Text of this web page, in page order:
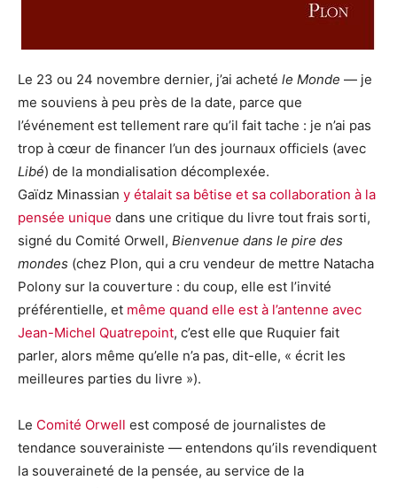
Le 23 ou 24 novembre dernier, j’ai acheté le Monde — je
me souviens à peu près de la date, parce que
l’événement est tellement rare qu’il fait tache : je n’ai pas
trop à cœur de financer l’un des journaux officiels (avec
Libé) de la mondialisation décomplexée.
Gaïdz Minassian y étalait sa bêtise et sa collaboration à la
pensée unique dans une critique du livre tout frais sorti,
signé du Comité Orwell, Bienvenue dans le pire des
mondes (chez Plon, qui a cru vendeur de mettre Natacha
Polony sur la couverture : du coup, elle est l’invité
préférentielle, et même quand elle est à l’antenne avec
Jean-Michel Quatrepoint, c’est elle que Ruquier fait
parler, alors même qu’elle n’a pas, dit-elle, « écrit les
meilleures parties du livre »).
Le Comité Orwell est composé de journalistes de
tendance souverainiste — entendons qu’ils revendiquent
la souveraineté de la pensée, au service de la